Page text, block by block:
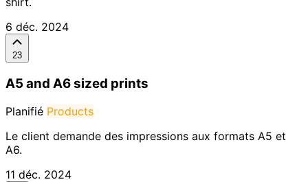
6 déc. 2024
23
A5 and A6 sized prints
Planifié Products
Le client demande des impressions aux formats A5 et
A6.
11 déc. 2024